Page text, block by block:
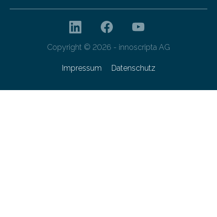
Copyright © 2026 - innoscripta AG
Impressum Datenschutz